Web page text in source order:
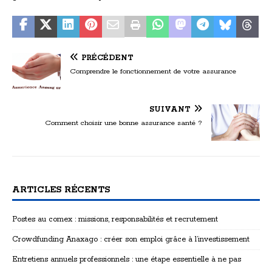
PRÉCÉDENT
Comprendre le fonctionnement de votre assurance
SUIVANT
Comment choisir une bonne assurance santé ?
ARTICLES RÉCENTS
Postes au comex : missions, responsabilités et recrutement
Crowdfunding Anaxago : créer son emploi grâce à l’investissement
Entretiens annuels professionnels : une étape essentielle à ne pas